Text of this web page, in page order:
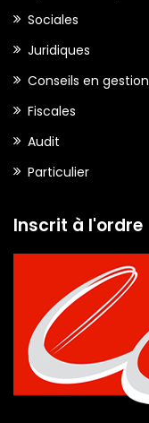
Sociales
Juridiques
Conseils en gestion
Fiscales
Audit
Particulier
Inscrit à l'ordre